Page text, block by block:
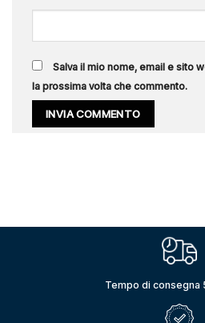
Salva il mio nome, email e sito
la prossima volta che commento.
Tempo di consegna